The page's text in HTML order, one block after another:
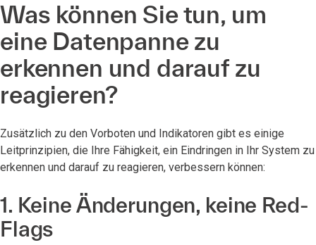
Was können Sie tun, um
eine Datenpanne zu
erkennen und darauf zu
reagieren?
Zusätzlich zu den Vorboten und Indikatoren gibt es einige
Leitprinzipien, die Ihre Fähigkeit, ein Eindringen in Ihr System zu
erkennen und darauf zu reagieren, verbessern können:
1. Keine Änderungen, keine Red-
Flags